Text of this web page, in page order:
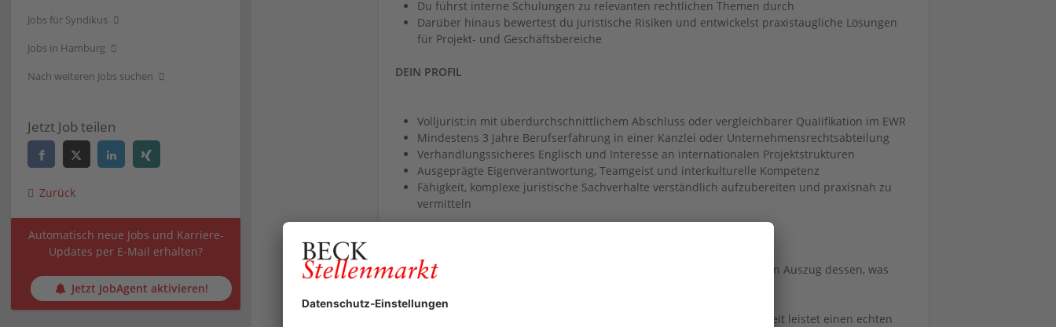
Du führst interne Schulungen zu relevanten rechtlichen Themen durch
Darüber hinaus bewertest du juristische Risiken und entwickelst praxistaugliche Lösungen
für Projekt- und Geschäftsbereiche
DEIN PROFIL
Volljurist:in mit überdurchschnittlichem Abschluss oder vergleichbarer Qualifikation im EWR
Mindestens 3 Jahre Berufserfahrung in einer Kanzlei oder Unternehmensrechtsabteilung
Verhandlungssicheres Englisch und Interesse an internationalen Projektstrukturen
Ausgeprägte Eigenverantwortung, Teamgeist und interkulturelle Kompetenz
Fähigkeit, komplexe juristische Sachverhalte verständlich aufzubereiten und praxisnah zu
vermitteln
Nordex bietet eine Vielzahl an attraktiven Benefits - hier findest du einen Auszug dessen, was
Gestalte mit uns eine nachhaltige Zukunft - Deine Arbeit leistet einen echten
Jobs für Syndikus
Jobs in Hamburg
Nach weiteren Jobs suchen
Jetzt Job teilen
Zurück
Automatisch neue Jobs und Karriere-
Updates per E-Mail erhalten?
Jetzt JobAgent aktivieren!